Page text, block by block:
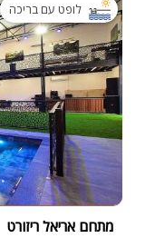
לופט עם בריכה
מתחם אריאל ריזורט